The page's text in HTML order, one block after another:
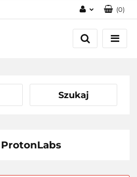
Zaloguj się
Zarejestruj się
(0)
Szukaj